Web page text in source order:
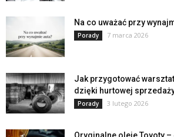
Na co uważać przy
Porady 7 marca 2026
Jak przygotować
dzięki hurtowej
Porady 3 lutego 2026